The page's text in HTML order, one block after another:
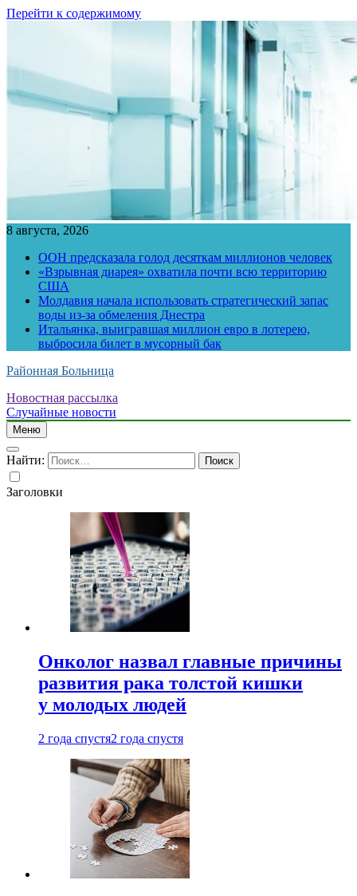
Перейти к содержимому
8 августа, 2026
ООН предсказала голод десяткам миллионов человек
«Взрывная диарея» охватила почти всю территорию
США
Молдавия начала использовать стратегический запас
воды из-за обмеления Днестра
Итальянка, выигравшая миллион евро в лотерею,
выбросила билет в мусорный бак
Районная Больница
Новостная рассылка
Случайные новости
Меню
Найти:
Заголовки
Онколог назвал главные причины
развития рака толстой кишки
у молодых людей
2 года спустя2 года спустя